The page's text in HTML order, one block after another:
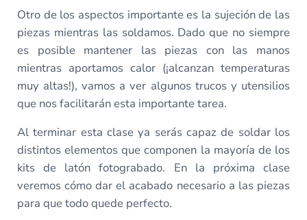
Otro de los aspectos importante es la sujeción de las
piezas mientras las soldamos. Dado que no siempre
es posible mantener las piezas con las manos
mientras aportamos calor (¡alcanzan temperaturas
muy altas!), vamos a ver algunos trucos y utensilios
que nos facilitarán esta importante tarea.
Al terminar esta clase ya serás capaz de soldar los
distintos elementos que componen la mayoría de los
kits de latón fotograbado. En la próxima clase
veremos cómo dar el acabado necesario a las piezas
para que todo quede perfecto.